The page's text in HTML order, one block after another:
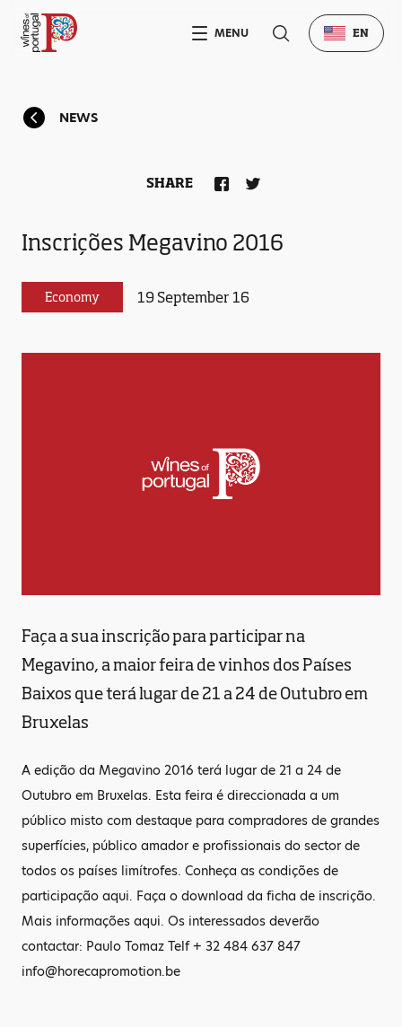
NEWS
Inscrições Megavino 2016
Economy 19 September 16
SHARE
Faça a sua inscrição para participar na
Megavino, a maior feira de vinhos dos Países
Baixos que terá lugar de 21 a 24 de Outubro em
Bruxelas
A edição da Megavino 2016 terá lugar de 21 a 24 de
Outubro em Bruxelas. Esta feira é direccionada a um
público misto com destaque para compradores de grandes
superfícies, público amador e profissionais do sector de
todos os países limítrofes. Conheça as condições de
participação aqui. Faça o download da ficha de inscrição.
Mais informações aqui. Os interessados deverão
contactar: Paulo Tomaz Telf + 32 484 637 847
info@horecapromotion.be
MENU EN